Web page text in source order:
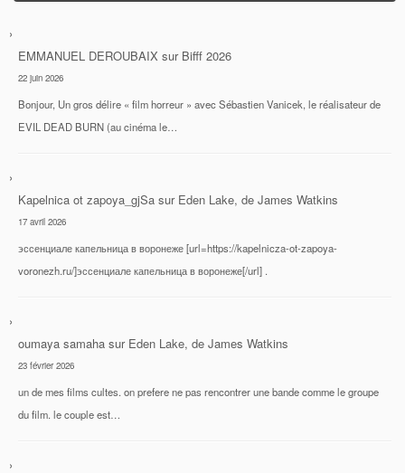
EMMANUEL DEROUBAIX sur Bifff 2026
22 juin 2026
Bonjour, Un gros délire « film horreur » avec Sébastien Vanicek, le réalisateur de
EVIL DEAD BURN (au cinéma le…
Kapelnica ot zapoya_gjSa sur Eden Lake, de James Watkins
17 avril 2026
эссенциале капельница в воронеже [url=https://kapelnicza-ot-zapoya-
voronezh.ru/]эссенциале капельница в воронеже[/url] .
oumaya samaha sur Eden Lake, de James Watkins
23 février 2026
un de mes films cultes. on prefere ne pas rencontrer une bande comme le groupe
du film. le couple est…